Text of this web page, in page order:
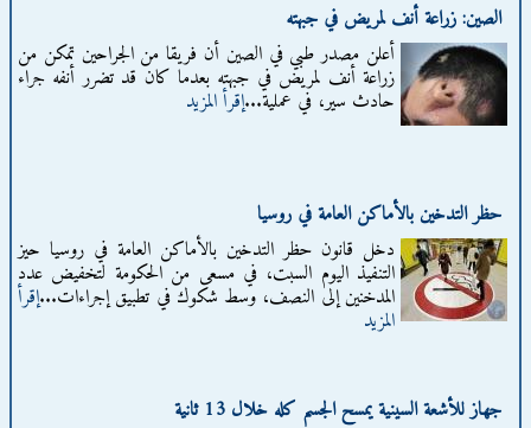
الصين: زراعة أنف لمريض في جبهته
أعلن مصدر طبي في الصين أن فريقا من الجراحين تمكن من
زراعة أنف لمريض في جبهته بعدما كان قد تضرر أنفه جراء
حادث سير، في عملية...إقرأ المزيد
حظر التدخين بالأماكن العامة في روسيا
دخل قانون حظر التدخين بالأماكن العامة في روسيا حيز
التنفيذ اليوم السبت، في مسعى من الحكومة لتخفيض عدد
المدخنين إلى النصف، وسط شكوك في تطبيق إجراءات...إقرأ
المزيد
جهاز للأشعة السينية يمسح الجسم كله خلال 13 ثانية